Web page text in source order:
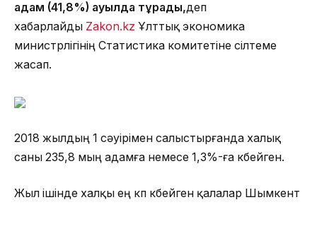
адам (41,8%) ауылда тұрады,деп
хабарлайды Zakon.kz Ұлттық экономика
министрлігінің Статистика комитетіне сілтеме
жасап.
2018 жылдың 1 сәуірімен салыстырғанда халық
саны 235,8 мың адамға немесе 1,3%-ға көбейген.
Жыл ішінде халқы ең көп көбейген қалалар Шымкент